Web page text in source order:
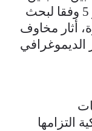
السوريين في تركيا، والذي يتجاوز 5 وفقا لبحث
أثار مخاوف
الديموغرافي
التزامها